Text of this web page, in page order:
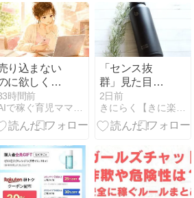
8月
意点まとめ
【2026年8
月】
り込まない
に欲しくな
、魅惑の文
術
時間前
AIで稼ぐ育児ママの在宅起業術
「センス抜
群」見た目も
機能も満点！
【BOTTLE
BOTTLE 水
けやジムの必
須アイテムだ
った
2日前
きにらく【きに楽】 | 楽天をお得に活用！